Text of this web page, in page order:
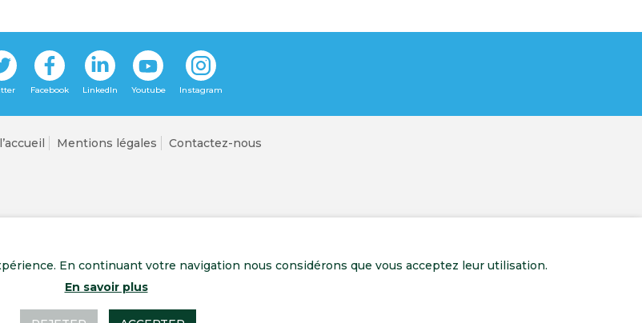
Mentions légales Contactez-nous
En continuant votre navigation nous considérons que vous acceptez leur utilisation.
En savoir plus